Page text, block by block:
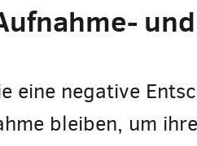
eine negative
bleiben, um